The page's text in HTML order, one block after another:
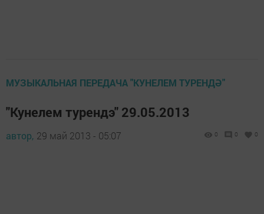
МУЗЫКАЛЬНАЯ ПЕРЕДАЧА "КУНЕЛЕМ ТУРЕНДӘ"
"Кунелем турендэ" 29.05.2013
автор, 29 май 2013 - 05:07 0 0 0